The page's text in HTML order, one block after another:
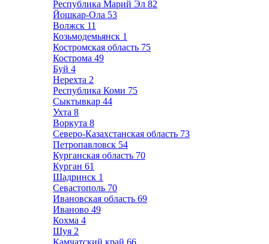
Республика Марий Эл 82
Йошкар-Ола 53
Волжск 11
Козьмодемьянск 1
Костромская область 75
Кострома 49
Буй 4
Нерехта 2
Республика Коми 75
Сыктывкар 44
Ухта 8
Воркута 8
Северо-Казахстанская область 73
Петропавловск 54
Курганская область 70
Курган 61
Шадринск 1
Севастополь 70
Ивановская область 69
Иваново 49
Кохма 4
Шуя 2
Камчатский край 66